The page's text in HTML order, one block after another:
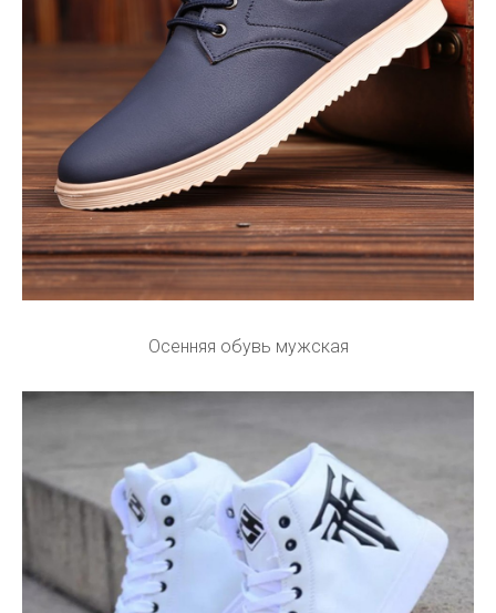
Осенняя обувь мужская